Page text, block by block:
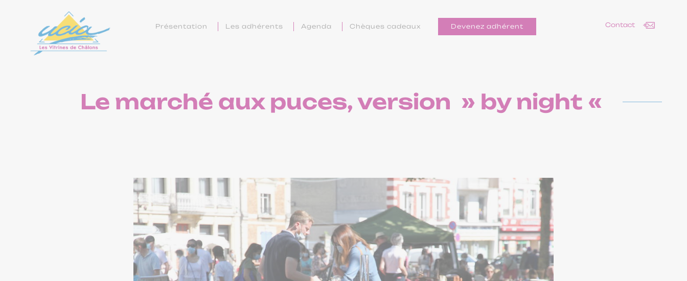
Présentation Les adhérents Agenda Chèques cadeaux Devenez adhérent Contact
Le marché aux puces, version » by night «